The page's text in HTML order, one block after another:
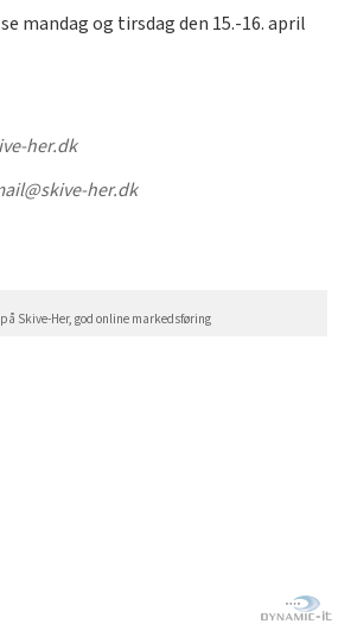
mandag og tirsdag den 15.-16. april
her.dk
her.dk